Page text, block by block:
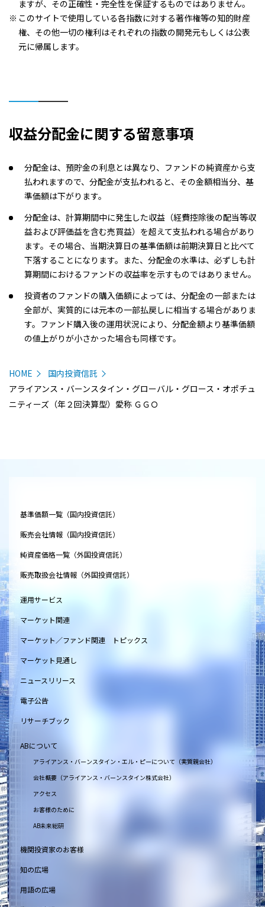
ますが、その正確性・完全性を保証するものではありません。
このサイトで使用している各指数に対する著作権等の知的財産
権、その他一切の権利はそれぞれの指数の開発元もしくは公表
元に帰属します。
収益分配金に関する留意事項
分配金は、預貯金の利息とは異なり、ファンドの純資産から支
払われますので、分配金が支払われると、その金額相当分、基
準価額は下がります。
分配金は、計算期間中に発生した収益（経費控除後の配当等収
益および評価益を含む売買益）を超えて支払われる場合があり
ます。その場合、当期決算日の基準価額は前期決算日と比べて
下落することになります。また、分配金の水準は、必ずしも計
算期間におけるファンドの収益率を示すものではありません。
投資者のファンドの購入価額によっては、分配金の一部または
全部が、実質的には元本の一部払戻しに相当する場合がありま
す。ファンド購入後の運用状況により、分配金額より基準価額
の値上がりが小さかった場合も同様です。
HOME
国内投資信託
アライアンス・バーンスタイン・グローバル・グロース・オポチュ
ニティーズ（年２回決算型）愛称 ＧＧＯ
基準価額一覧（国内投資信託）
販売会社情報（国内投資信託）
純資産価格一覧（外国投資信託）
販売取扱会社情報（外国投資信託）
運用サービス
マーケット関連
マーケット／ファンド関連 トピックス
マーケット見通し
ニュースリリース
電子公告
リサーチブック
ABについて
アライアンス・バーンスタイン・エル・ピーについて（実質親会社）
会社概要（アライアンス・バーンスタイン株式会社）
アクセス
お客様のために
AB未来総研
機関投資家のお客様
知の広場
用語の広場